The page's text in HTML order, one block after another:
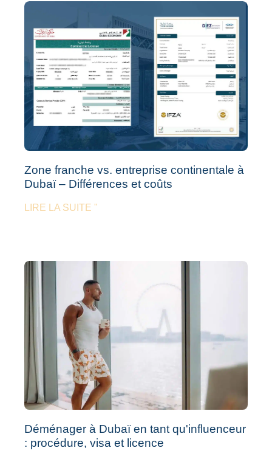
Zone franche vs. entreprise continentale à
Dubaï – Différences et coûts
LIRE LA SUITE "
Déménager à Dubaï en tant qu'influenceur
: procédure, visa et licence